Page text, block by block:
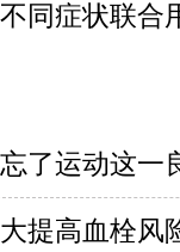
同症状联合
了运动这一
提高血栓风